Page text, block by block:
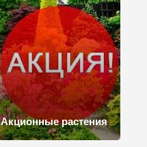
Акционные растения